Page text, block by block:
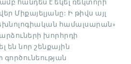
հանդես է եկել ռեկտորի
Միքայելյանը: Ի թիվս այլ
համալսարան»
խորհրդի
են նոր շենքային